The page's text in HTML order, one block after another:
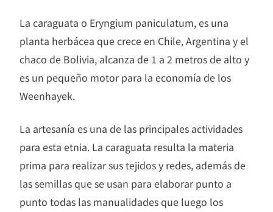
La caraguata o Eryngium paniculatum, es una
planta herbácea que crece en Chile, Argentina y el
chaco de Bolivia, alcanza de 1 a 2 metros de alto y
es un pequeño motor para la economía de los
Weenhayek.
La artesanía es una de las principales actividades
para esta etnia. La caraguata resulta la materia
prima para realizar sus tejidos y redes, además de
las semillas que se usan para elaborar punto a
punto todas las manualidades que luego los